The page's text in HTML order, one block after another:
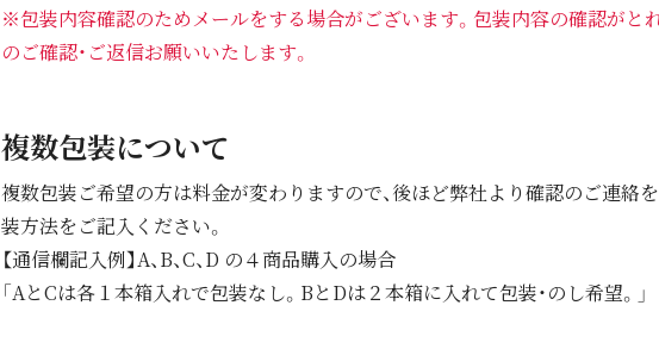
※包装内容確認のためメールをする場合がございます。包装内容の確認がと
のご確認・ご返信お願いいたします。
複数包装について
複数包装ご希望の方は料金が変わりますので、後ほど弊社より確認のご連絡
装方法をご記入ください。
【通信欄記入例】A、B、C、D の４商品購入の場合
「AとCは各１本箱入れで包装なし。BとDは２本箱に入れて包装・のし希望。」